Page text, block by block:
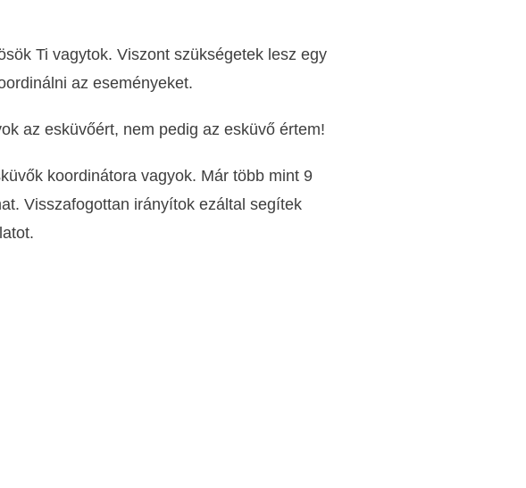
Ti vagytok. Viszont szükségetek lesz egy
az eseményeket.
az esküvőért, nem pedig az esküvő értem!
koordinátora vagyok. Már több mint 9
Visszafogottan irányítok ezáltal segítek